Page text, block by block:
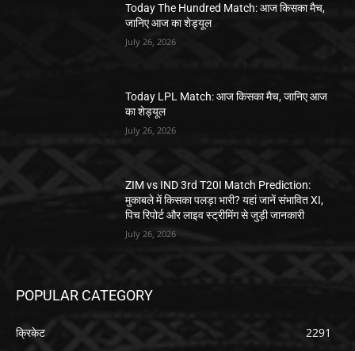
Today The Hundred Match: आज किसका मैच,
जानिए आज का शेड्यूल
July 26, 2026
Today LPL Match: आज किसका मैच, जानिए आज
का शेड्यूल
July 26, 2026
ZIM vs IND 3rd T20I Match Prediction:
मुकाबले में किसका पलड़ा भारी? यहां जानें संभावित XI,
पिच रिपोर्ट और लाइव स्ट्रीमिंग से जुड़ी जानकारी
July 26, 2026
POPULAR CATEGORY
क्रिकेट
2291